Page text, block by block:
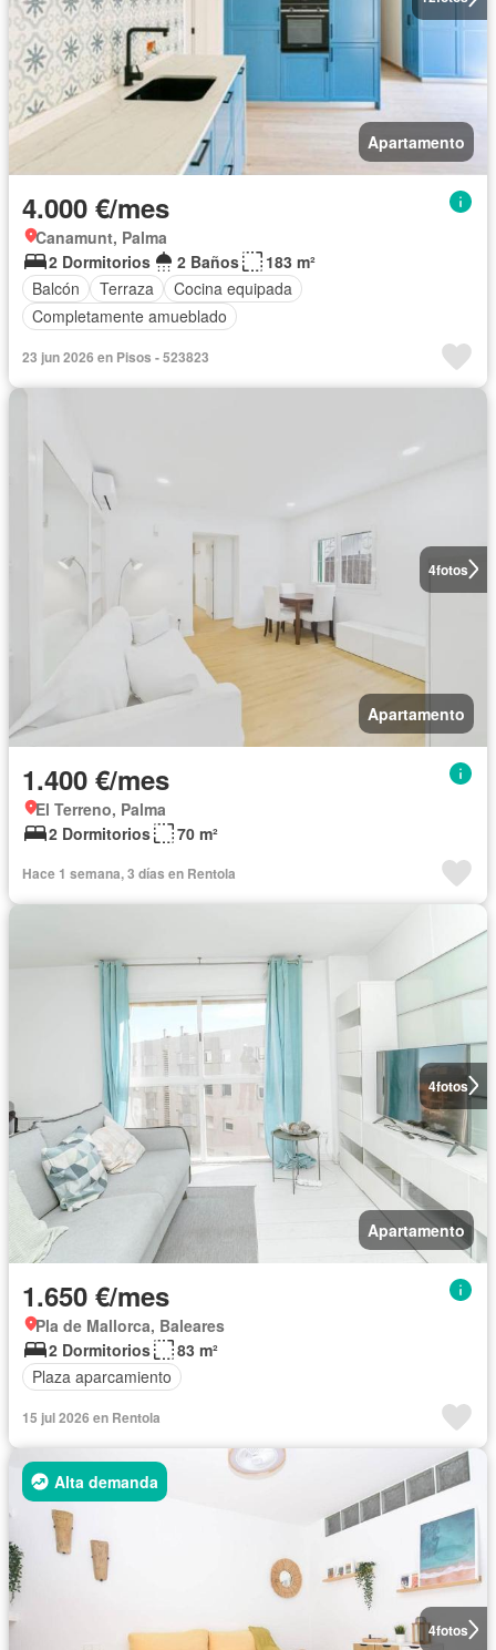
Apartamento
4.000 €/mes
Canamunt, Palma
2 Dormitorios
2 Baños
183 m²
Balcón
Terraza
Cocina equipada
Completamente amueblado
23 jun 2026 en Pisos - 523823
4fotos
Apartamento
1.400 €/mes
El Terreno, Palma
2 Dormitorios
70 m²
Hace 1 semana, 3 días en Rentola
4fotos
Apartamento
1.650 €/mes
Pla de Mallorca, Baleares
2 Dormitorios
83 m²
Plaza aparcamiento
15 jul 2026 en Rentola
4fotos
Alta demanda